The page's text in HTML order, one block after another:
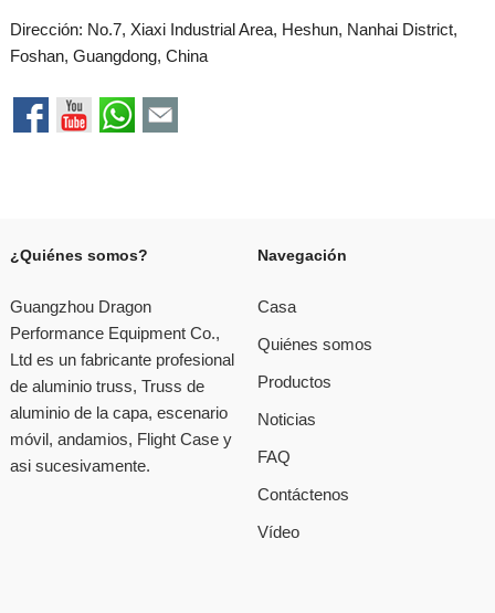
Dirección: No.7, Xiaxi Industrial Area, Heshun, Nanhai District,
Foshan, Guangdong, China
¿Quiénes somos?
Guangzhou Dragon
Performance Equipment Co.,
Ltd es un fabricante profesional
de aluminio truss, Truss de
aluminio de la capa, escenario
móvil, andamios, Flight Case y
asi sucesivamente.
Navegación
Casa
Quiénes somos
Productos
Noticias
FAQ
Contáctenos
Vídeo